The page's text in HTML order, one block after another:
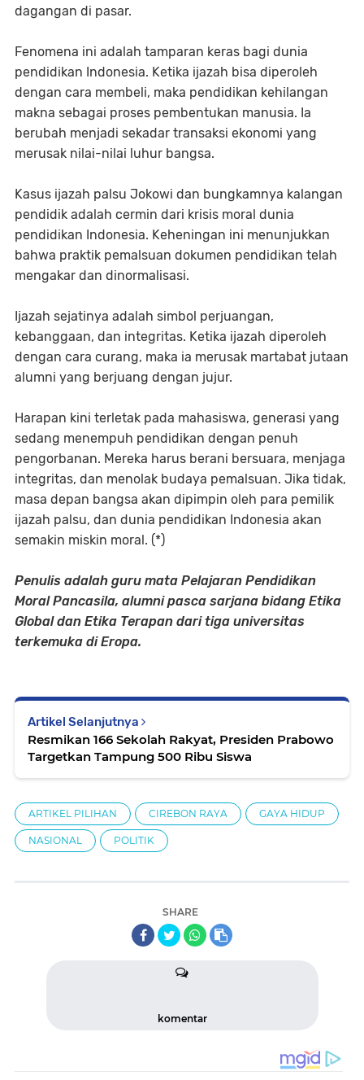
dagangan di pasar.
Fenomena ini adalah tamparan keras bagi dunia
pendidikan Indonesia. Ketika ijazah bisa diperoleh
dengan cara membeli, maka pendidikan kehilangan
makna sebagai proses pembentukan manusia. Ia
berubah menjadi sekadar transaksi ekonomi yang
merusak nilai-nilai luhur bangsa.
Kasus ijazah palsu Jokowi dan bungkamnya kalangan
pendidik adalah cermin dari krisis moral dunia
pendidikan Indonesia. Keheningan ini menunjukkan
bahwa praktik pemalsuan dokumen pendidikan telah
mengakar dan dinormalisasi.
Ijazah sejatinya adalah simbol perjuangan,
kebanggaan, dan integritas. Ketika ijazah diperoleh
dengan cara curang, maka ia merusak martabat jutaan
alumni yang berjuang dengan jujur.
Harapan kini terletak pada mahasiswa, generasi yang
sedang menempuh pendidikan dengan penuh
pengorbanan. Mereka harus berani bersuara, menjaga
integritas, dan menolak budaya pemalsuan. Jika tidak,
masa depan bangsa akan dipimpin oleh para pemilik
ijazah palsu, dan dunia pendidikan Indonesia akan
semakin miskin moral. (*)
Penulis adalah guru mata Pelajaran Pendidikan
Moral Pancasila, alumni pasca sarjana bidang Etika
Global dan Etika Terapan dari tiga universitas
terkemuka di Eropa.
Artikel Selanjutnya
Resmikan 166 Sekolah Rakyat, Presiden Prabowo
Targetkan Tampung 500 Ribu Siswa
ARTIKEL PILIHAN CIREBON RAYA GAYA HIDUP
NASIONAL POLITIK
SHARE
komentar